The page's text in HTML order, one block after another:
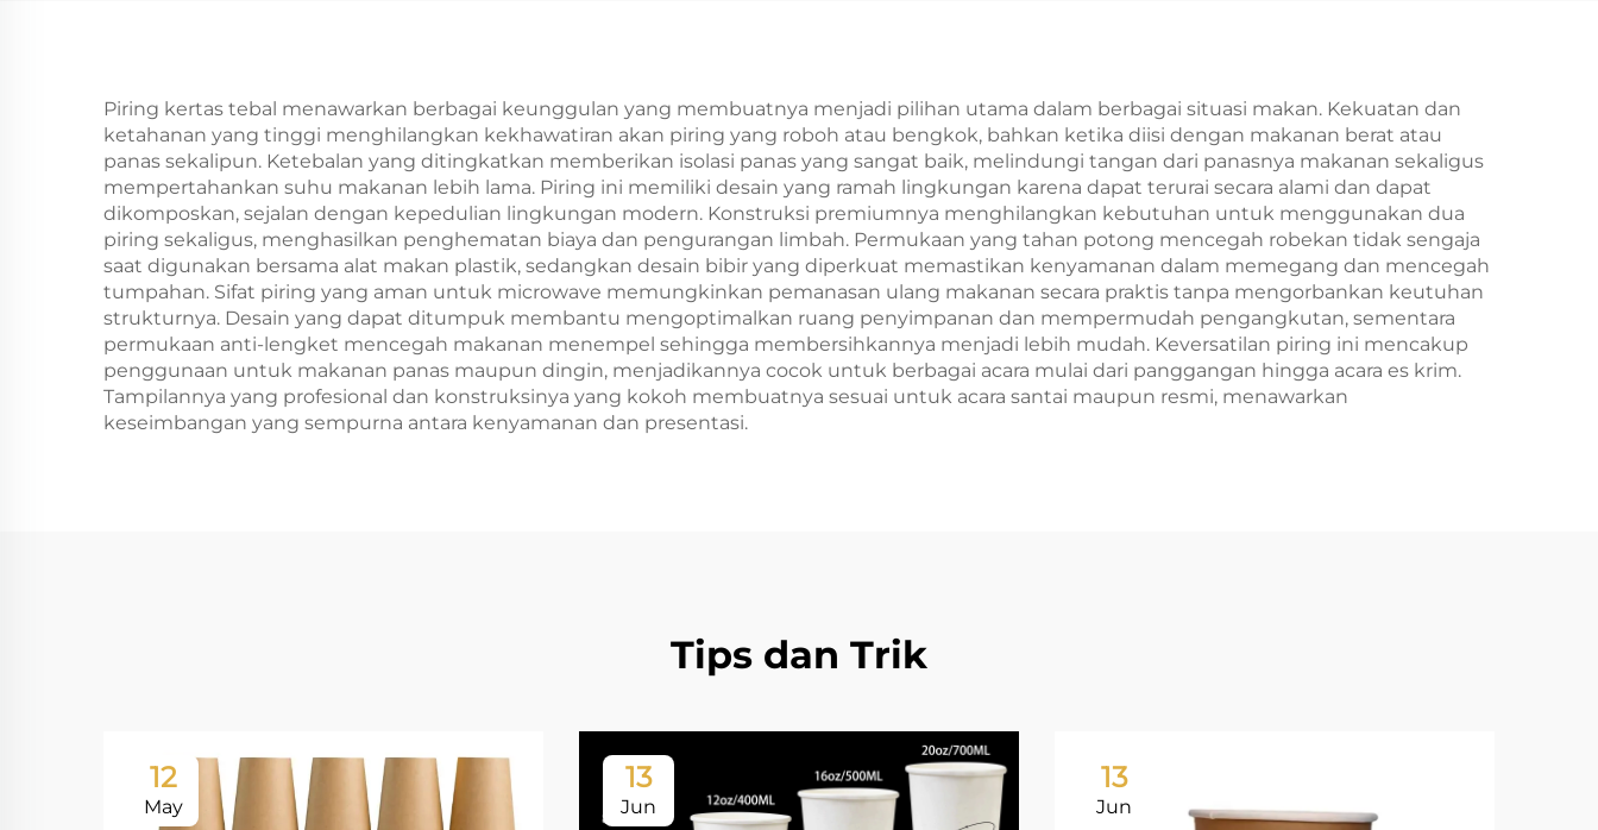
Kerajinan
Makanan Peliharaan
dll.
Baru/Christmas
Piring kertas tebal menawarkan berbagai keunggulan yang membuatnya menjadi pilihan utama dalam berbagai situasi makan. Kekuatan dan
ketahanan yang tinggi menghilangkan kekhawatiran akan piring yang roboh atau bengkok, bahkan ketika diisi dengan makanan berat atau
panas sekalipun. Ketebalan yang ditingkatkan memberikan isolasi panas yang sangat baik, melindungi tangan dari panasnya makanan sekaligus
mempertahankan suhu makanan lebih lama. Piring ini memiliki desain yang ramah lingkungan karena dapat terurai secara alami dan dapat
dikomposkan, sejalan dengan kepedulian lingkungan modern. Konstruksi premiumnya menghilangkan kebutuhan untuk menggunakan dua
piring sekaligus, menghasilkan penghematan biaya dan pengurangan limbah. Permukaan yang tahan potong mencegah robekan tidak sengaja
saat digunakan bersama alat makan plastik, sedangkan desain bibir yang diperkuat memastikan kenyamanan dalam memegang dan mencegah
tumpahan. Sifat piring yang aman untuk microwave memungkinkan pemanasan ulang makanan secara praktis tanpa mengorbankan keutuhan
strukturnya. Desain yang dapat ditumpuk membantu mengoptimalkan ruang penyimpanan dan mempermudah pengangkutan, sementara
permukaan anti-lengket mencegah makanan menempel sehingga membersihkannya menjadi lebih mudah. Keversatilan piring ini mencakup
penggunaan untuk makanan panas maupun dingin, menjadikannya cocok untuk berbagai acara mulai dari panggangan hingga acara es krim.
Tampilannya yang profesional dan konstruksinya yang kokoh membuatnya sesuai untuk acara santai maupun resmi, menawarkan
keseimbangan yang sempurna antara kenyamanan dan presentasi.
Tips dan Trik
12
May
13
Jun
13
Jun